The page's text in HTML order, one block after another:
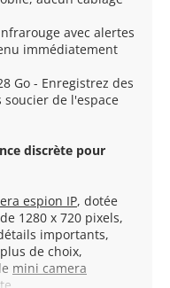
avec alertes
immédiatement
Go - Enregistrez des
soucier de l'espace
discrète pour
espion IP, dotée
1280 x 720 pixels,
importants,
de choix,
mini camera